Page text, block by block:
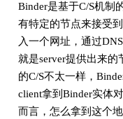
Binder是基于C/S机制
有特定的节点来接受
入一个网址，通过
就是server提供出来
的C/S不太一样，
client拿到Binder实体
而言，怎么拿到这个